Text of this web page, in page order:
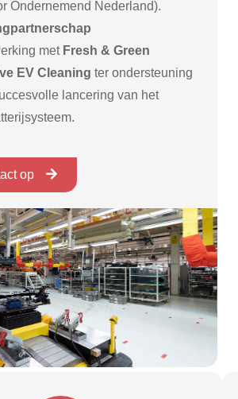
Ondernemend Nederland).
met Fresh & Green
EV Cleaning ter ondersteuning
lancering van het
op